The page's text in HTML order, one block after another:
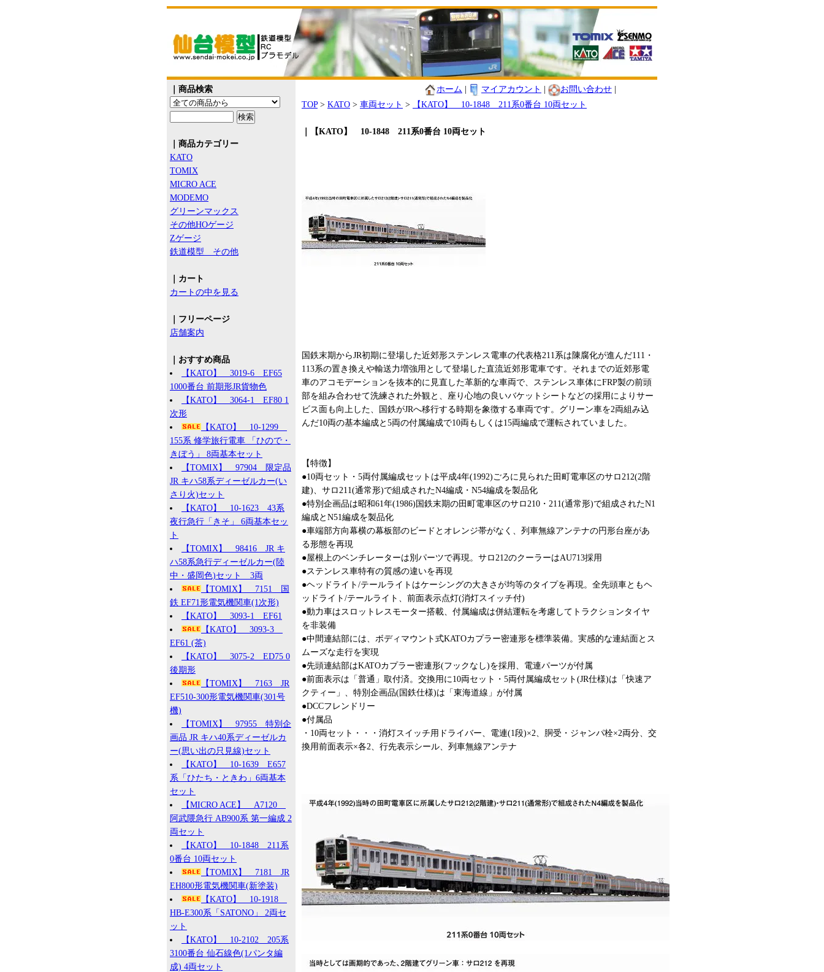
ホーム マイアカウント お問い合わせ
｜商品検索
｜商品カテゴリー
KATO
TOMIX
MICRO ACE
MODEMO
グリーンマックス
その他HOゲージ
Zゲージ
鉄道模型 その他
｜カート
カートの中を見る
｜フリーページ
店舗案内
｜おすすめ商品
【KATO】 3019-6 EF65
1000番台 前期形JR貨物色
【KATO】 3064-1 EF80 1
次形
【KATO】 10-1299
155系 修学旅行電車 「ひので・
きぼう」 8両基本セット
【TOMIX】 97904 限定品
JR キハ58系ディーゼルカー(い
さり火)セット
【KATO】 10-1623 43系
夜行急行「きそ」 6両基本セッ
ト
【TOMIX】 98416 JR キ
ハ58系急行ディーゼルカー(陸
中・盛岡色)セット 3両
【TOMIX】 7151 国
鉄 EF71形電気機関車(1次形)
【KATO】 3093-1 EF61
【KATO】 3093-3
EF61 (茶)
【KATO】 3075-2 ED75 0
後期形
【TOMIX】 7163 JR
EF510-300形電気機関車(301号
機)
【TOMIX】 97955 特別企
画品 JR キハ40系ディーゼルカ
ー(思い出の只見線)セット
【KATO】 10-1639 E657
系「ひたち・ときわ」6両基本
セット
【MICRO ACE】 A7120
阿武隈急行 AB900系 第一編成 2
両セット
【KATO】 10-1848 211系
0番台 10両セット
【TOMIX】 7181 JR
EH800形電気機関車(新塗装)
【KATO】 10-1918
HB-E300系「SATONO」 2両セ
ット
【KATO】 10-2102 205系
3100番台 仙石線色(1パンタ編
成) 4両セット
TOP> KATO > 車両セット > 【KATO】 10-1848 211系0番台 10両セット
｜【KATO】 10-1848 211系0番台 10両セット
国鉄末期からJR初期に登場した近郊形ステンレス電車の代表格211系は陳腐化が進んだ111・
113系の置き換えや輸送力増強用として登場した直流近郊形電車です。それまでの近郊形電
車のアコモデーションを抜本的に見直した革新的な車両で、ステンレス車体にFRP製の前頭
部を組み合わせて洗練された外観と、座り心地の良いバケットシートなどの採用によりサー
ビス面も向上した、国鉄がJRへ移行する時期を象徴する車両です。グリーン車を2両組み込
んだ10両の基本編成と5両の付属編成で10両もしくは15両編成で運転されていました。
【特徴】
●10両セット・5両付属編成セットは平成4年(1992)ごろに見られた田町電車区のサロ212(2階
建)、サロ211(通常形)で組成されたN4編成・N54編成を製品化
●特別企画品は昭和61年(1986)国鉄末期の田町電車区のサロ210・211(通常形)で組成されたN1
編成とN51編成を製品化
●車端部方向幕横の幕板部のビードとオレンジ帯がなく、列車無線アンテナの円形台座があ
る形態を再現
●屋根上のベンチレーターは別パーツで再現。サロ212のクーラーはAU713採用
●ステンレス車特有の質感の違いを再現
●ヘッドライト/テールライトはケーシングの大きさが均等のタイプを再現。全先頭車ともヘ
ッドライト/テールライト、前面表示点灯(消灯スイッチ付)
●動力車はスロットレスモーター搭載、付属編成は併結運転を考慮してトラクションタイヤ
を非装備
●中間連結部には、ボディマウント式KATOカプラー密連形を標準装備。実感的な連結面とス
ムーズな走行を実現
●先頭連結部はKATOカプラー密連形(フックなし)を採用、電連パーツが付属
●前面表示は「普通」取付済。交換用に10両セット・5両付属編成セット(JR仕様)は「快速ア
クティー」、特別企画品(国鉄仕様)は「東海道線」が付属
●DCCフレンドリー
●付属品
・10両セット・・・消灯スイッチ用ドライバー、電連(1段)×2、胴受・ジャンパ栓×2両分、交
換用前面表示×各2、行先表示シール、列車無線アンテナ